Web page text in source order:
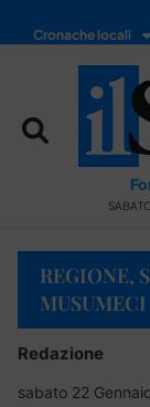
Cronache locali
REGIONE,
Redazione
sabato 22